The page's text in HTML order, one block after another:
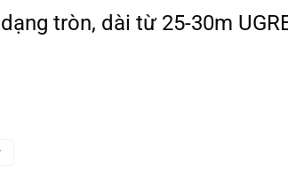
tròn, dài từ 25-30m